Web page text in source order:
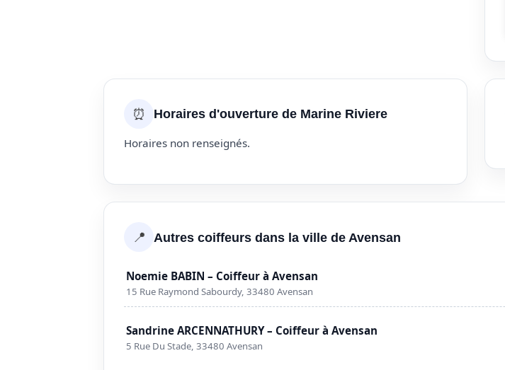
⏰ Horaires d'ouverture de Marine Riviere
Horaires non renseignés.
📍 Autres coiffeurs dans la ville de Avensan
Noemie BABIN – Coiffeur à Avensan
15 Rue Raymond Sabourdy, 33480 Avensan
Sandrine ARCENNATHURY – Coiffeur à Avensan
5 Rue Du Stade, 33480 Avensan